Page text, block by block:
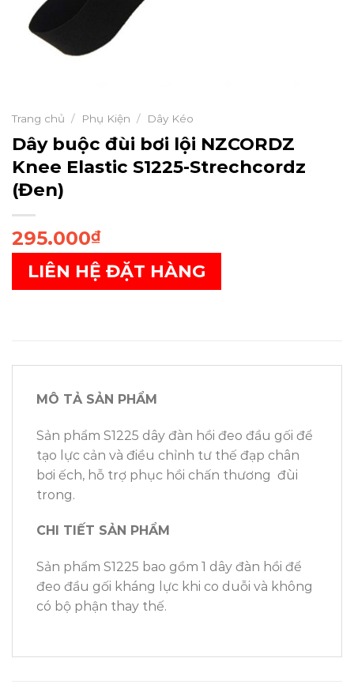
Trang chủ / Phụ Kiện / Dây Kéo
Dây buộc đùi bơi lội NZCORDZ
Knee Elastic S1225-Strechcordz
(Đen)
295.000₫
LIÊN HỆ ĐẶT HÀNG
MÔ TẢ SẢN PHẨM
Sản phẩm S1225 dây đàn hồi đeo đầu gối để
tạo lực cản và điều chỉnh tư thế đạp chân
bơi ếch, hỗ trợ phục hồi chấn thương đùi
trong.
CHI TIẾT SẢN PHẨM
Sản phẩm S1225 bao gồm 1 dây đàn hồi để
đeo đầu gối kháng lực khi co duỗi và không
có bộ phận thay thế.